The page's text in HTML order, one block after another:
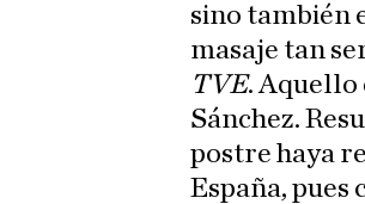
sino también
masaje tan
TVE. Aquello
Sánchez.
postre haya
España,